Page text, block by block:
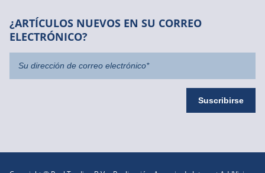
¿ARTÍCULOS NUEVOS EN SU CORREO
ELECTRÓNICO?